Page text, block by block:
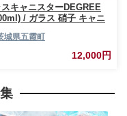
スキャニスターDEGREE
/ ガラス 硝子 キャニ
一生もの 職人 こだわり
デザインミュージアムセ
ション 茨城県 五霞町
城県五霞町
12,000円